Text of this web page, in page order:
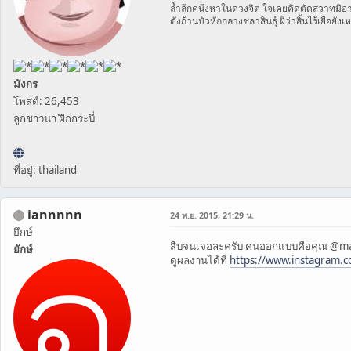
มังกร
โพสต์: 26,453
ลูกชาวนา ฝึกกระบี่
ที่อยู่: thailand
ล้ำลึกคนึงหาในดวงจิต ใจเคยคิดตัดสวาทมิอ
ดั่งก้านบัวหักกลางชลาสินธุ์ ผิว่าสิ้นไร้เยื่อยังเ
iannnnn
ยึกษ์
ยักษ์
24 พ.ย. 2015, 21:29 น.
สืบจนเจอละครับ คนออกแบบคือคุณ
ดูผลงานได้ที่ https://